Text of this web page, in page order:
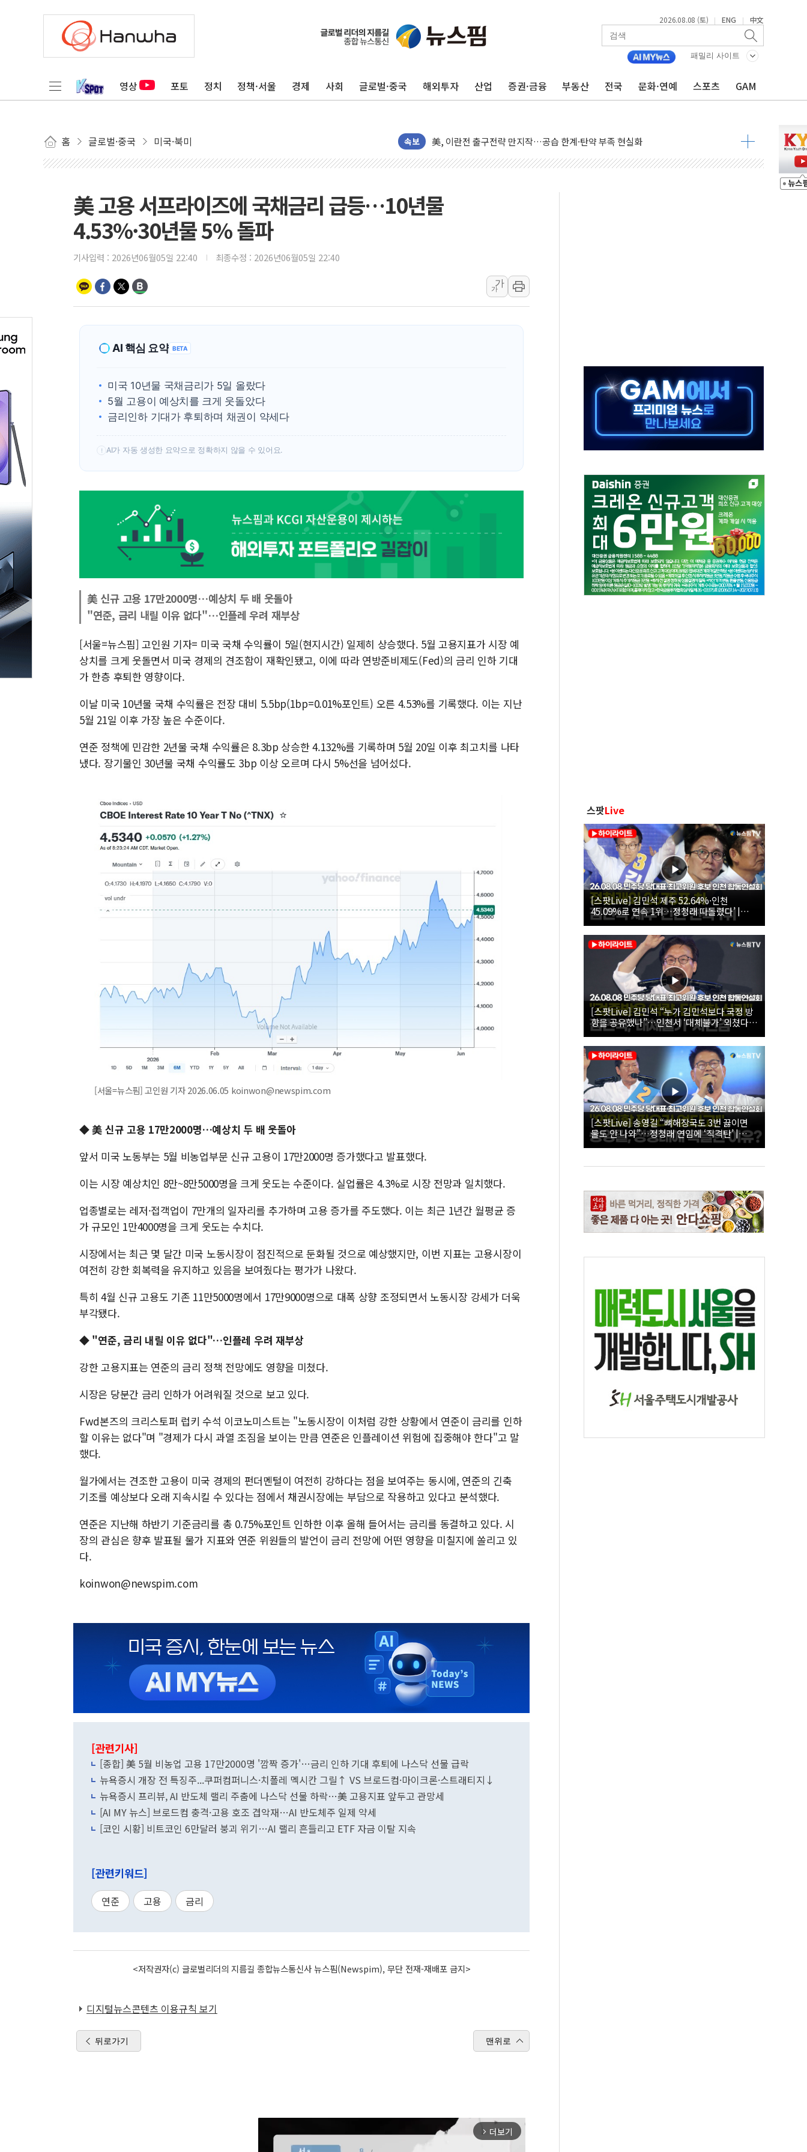
2026.08.08 (토) | ENG | 中文
패밀리 사이트
영상 포토 정치 정책·서울 경제 사회 글로벌·중국 해외투자 산업 증권·금융 부동산 전국 문화·연예 스포츠 GAM
홈 글로벌·중국 미국·북미 속보
김민석, 2주차 제주·인천 경선서 정청래에 승리...47.75% vs 42.08%
[속보] 민주, 제주·인천 경선 결과 발표...김민석 47.75% 정청래 42.08%
[속보] 민주, 제주 경선 결과 발표...김민석 52.64% 정청래 39.89% 송영길 7.47%
이번주 국내 주요 금융일정(8.10~8.14)
강릉·동해·삼척 시간당 최대 50㎜ 폭우…강원 동해안 강한 비 이어져
폐기물 수거하다 참변…60대 환경미화원 수거차에 치여 사망
李대통령 "결혼 때문에 손해 보는 일 없게"…'결혼 페널티' 22개 과제 손본다
여수 오동도 인근 해상서 모터보트 전복…1명 사망·1명 실종
'화합' 꺼낸 김민석에 '뻔뻔' 받아친 정청래…제주 연설서 신경전 고조
李대통령, ISA 개편 재검토 지시…與 "적극 환영"·野 "졸속 국정"
인제 용대리 계곡서 수위 상승으로 피서객 7명 고립…전원 구조
美 고용 서프라이즈에 국채금리 급등…10년물
4.53%·30년물 5% 돌파
기사입력 : 2026년06월05일 22:40 최종수정 : 2026년06월05일 22:40
가
가
AI 핵심 요약 BETA
미국 10년물 국채금리가 5일 올랐다
5월 고용이 예상치를 크게 웃돌았다
금리인하 기대가 후퇴하며 채권이 약세다
! AI가 자동 생성한 요약으로 정확하지 않을 수 있어요.
美 신규 고용 17만2000명…예상치 두 배 웃돌아
"연준, 금리 내릴 이유 없다"…인플레 우려 재부상
[서울=뉴스핌] 고인원 기자= 미국 국채 수익률이 5일(현지시간) 일제히 상승했다. 5월 고용지표가 시장 예
상치를 크게 웃돌면서 미국 경제의 견조함이 재확인됐고, 이에 따라 연방준비제도(Fed)의 금리 인하 기대
가 한층 후퇴한 영향이다.
이날 미국 10년물 국채 수익률은 전장 대비 5.5bp(1bp=0.01%포인트) 오른 4.53%를 기록했다. 이는 지난
5월 21일 이후 가장 높은 수준이다.
연준 정책에 민감한 2년물 국채 수익률은 8.3bp 상승한 4.132%를 기록하며 5월 20일 이후 최고치를 나타
냈다. 장기물인 30년물 국채 수익률도 3bp 이상 오르며 다시 5%선을 넘어섰다.
[서울=뉴스핌] 고인원 기자 2026.06.05 koinwon@newspim.com
◆ 美 신규 고용 17만2000명…예상치 두 배 웃돌아
앞서 미국 노동부는 5월 비농업부문 신규 고용이 17만2000명 증가했다고 발표했다.
이는 시장 예상치인 8만~8만5000명을 크게 웃도는 수준이다. 실업률은 4.3%로 시장 전망과 일치했다.
업종별로는 레저·접객업이 7만개의 일자리를 추가하며 고용 증가를 주도했다. 이는 최근 1년간 월평균 증
가 규모인 1만4000명을 크게 웃도는 수치다.
시장에서는 최근 몇 달간 미국 노동시장이 점진적으로 둔화될 것으로 예상했지만, 이번 지표는 고용시장이
여전히 강한 회복력을 유지하고 있음을 보여줬다는 평가가 나왔다.
특히 4월 신규 고용도 기존 11만5000명에서 17만9000명으로 대폭 상향 조정되면서 노동시장 강세가 더욱
부각됐다.
◆ "연준, 금리 내릴 이유 없다"…인플레 우려 재부상
강한 고용지표는 연준의 금리 정책 전망에도 영향을 미쳤다.
시장은 당분간 금리 인하가 어려워질 것으로 보고 있다.
Fwd본즈의 크리스토퍼 럽키 수석 이코노미스트는 "노동시장이 이처럼 강한 상황에서 연준이 금리를 인하
할 이유는 없다"며 "경제가 다시 과열 조짐을 보이는 만큼 연준은 인플레이션 위험에 집중해야 한다"고 말
했다.
월가에서는 견조한 고용이 미국 경제의 펀더멘털이 여전히 강하다는 점을 보여주는 동시에, 연준의 긴축
기조를 예상보다 오래 지속시킬 수 있다는 점에서 채권시장에는 부담으로 작용하고 있다고 분석했다.
연준은 지난해 하반기 기준금리를 총 0.75%포인트 인하한 이후 올해 들어서는 금리를 동결하고 있다. 시
장의 관심은 향후 발표될 물가 지표와 연준 위원들의 발언이 금리 전망에 어떤 영향을 미칠지에 쏠리고 있
다.
koinwon@newspim.com
[관련기사]
[종합] 美 5월 비농업 고용 17만2000명 '깜짝 증가'…금리 인하 기대 후퇴에 나스닥 선물 급락
뉴욕증시 개장 전 특징주...쿠퍼컴퍼니스·치폴레 멕시칸 그릴↑ VS 브로드컴·마이크론·스트래티지↓
뉴욕증시 프리뷰, AI 반도체 랠리 주춤에 나스닥 선물 하락…美 고용지표 앞두고 관망세
[AI MY 뉴스] 브로드컴 충격·고용 호조 겹악재…AI 반도체주 일제 약세
[코인 시황] 비트코인 6만달러 붕괴 위기…AI 랠리 흔들리고 ETF 자금 이탈 지속
[관련키워드]
연준 고용 금리
<저작권자(c) 글로벌리더의 지름길 종합뉴스통신사 뉴스핌(Newspim), 무단 전재-재배포 금지>
디지털뉴스콘텐츠 이용규칙 보기
뒤로가기 맨위로
arrow_forward_ios 더보기
스팟Live
[스팟Live] 김민석 제주 52.64%·인천
45.09%로 연속 1위…정청래 따돌렸다’ |
26.08.08 더불어민주당 당대표·최고위원 후
보 인천 합동연설회
[스팟Live] 김민석 “누가 김민석보다 국정 방
향을 공유했나”…인천서 ‘대체불가’ 외쳤다 |
26.08.08 더불어민주당 당대표·최고위원 후
보 인천 합동연설회
[스팟Live] 송영길 “뼈해장국도 3번 끓이면
물도 안 나와”…정청래 연임에 ‘직격탄’ |
26.08.08 더불어민주당 당대표·최고위원 후